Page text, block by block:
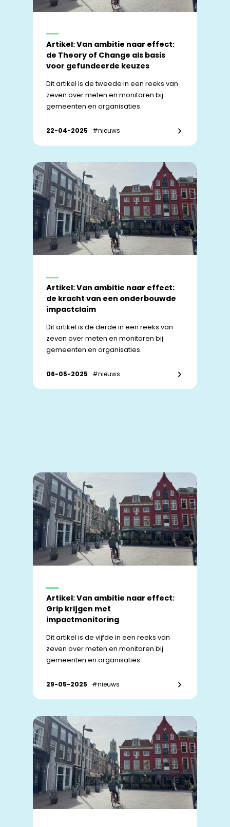
Artikel: Van ambitie naar effect:
de Theory of Change als basis
voor gefundeerde keuzes​
Dit artikel is de tweede in een reeks van
zeven over meten en monitoren bij
gemeenten en organisaties.
22-04-2025 #nieuws
Artikel: Van ambitie naar effect:
de kracht van een onderbouwde
impactclaim
Dit artikel is de derde in een reeks van
zeven over meten en monitoren bij
gemeenten en organisaties.
06-05-2025 #nieuws
Artikel: Van ambitie naar effect:
Grip krijgen met
impactmonitoring
Dit artikel is de vijfde in een reeks van
zeven over meten en monitoren bij
gemeenten en organisaties.
29-05-2025 #nieuws